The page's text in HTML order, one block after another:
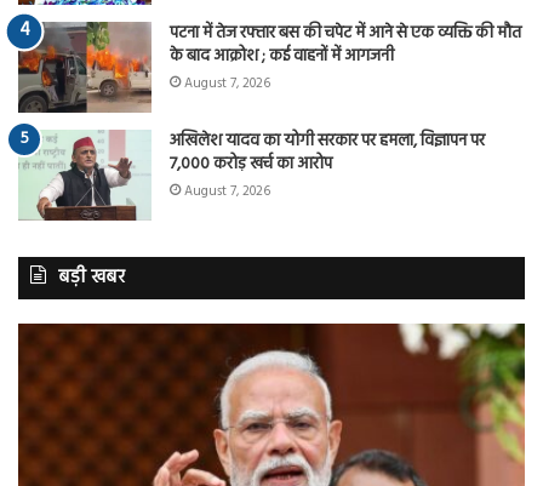
पटना में तेज रफ्तार बस की चपेट में आने से एक व्यक्ति की मौत
के बाद आक्रोश ; कई वाहनों में आगजनी
August 7, 2026
अखिलेश यादव का योगी सरकार पर हमला, विज्ञापन पर
7,000 करोड़ खर्च का आरोप
August 7, 2026
बड़ी खबर